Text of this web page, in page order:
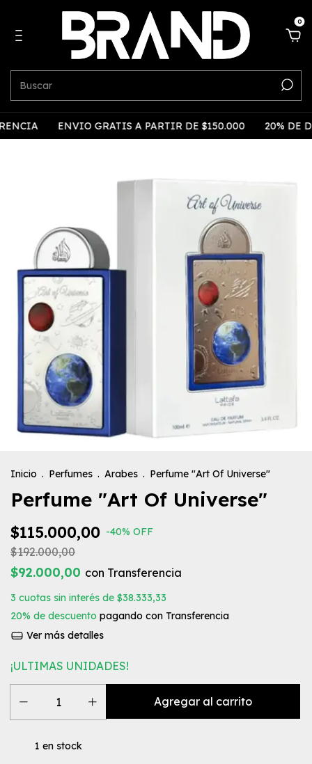
0
ENVIO GRATIS A PARTIR DE $150.000 20% DE
Inicio . Perfumes . Arabes . Perfume "Art Of Universe"
Perfume "Art Of Universe"
$115.000,00 -40% OFF
$192.000,00
$92.000,00 con Transferencia
3 cuotas sin interés de $38.333,33
20% de descuento pagando con Transferencia
Ver más detalles
¡ULTIMAS UNIDADES!
1 en stock